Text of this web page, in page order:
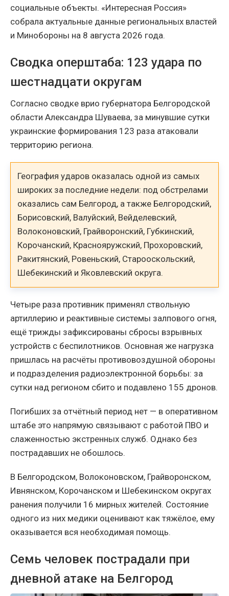
социальные объекты. «Интересная Россия»
собрала актуальные данные региональных властей
и Минобороны на 8 августа 2026 года.
Сводка оперштаба: 123 удара по
шестнадцати округам
Согласно сводке врио губернатора Белгородской
области Александра Шуваева, за минувшие сутки
украинские формирования 123 раза атаковали
территорию региона.
География ударов оказалась одной из самых
широких за последние недели: под обстрелами
оказались сам Белгород, а также Белгородский,
Борисовский, Валуйский, Вейделевский,
Волоконовский, Грайворонский, Губкинский,
Корочанский, Краснояружский, Прохоровский,
Ракитянский, Ровеньский, Старооскольский,
Шебекинский и Яковлевский округа.
Четыре раза противник применял ствольную
артиллерию и реактивные системы залпового огня,
ещё трижды зафиксированы сбросы взрывных
устройств с беспилотников. Основная же нагрузка
пришлась на расчёты противовоздушной обороны
и подразделения радиоэлектронной борьбы: за
сутки над регионом сбито и подавлено 155 дронов.
Погибших за отчётный период нет — в оперативном
штабе это напрямую связывают с работой ПВО и
слаженностью экстренных служб. Однако без
пострадавших не обошлось.
В Белгородском, Волоконовском, Грайворонском,
Ивнянском, Корочанском и Шебекинском округах
ранения получили 16 мирных жителей. Состояние
одного из них медики оценивают как тяжёлое, ему
оказывается вся необходимая помощь.
Семь человек пострадали при
дневной атаке на Белгород